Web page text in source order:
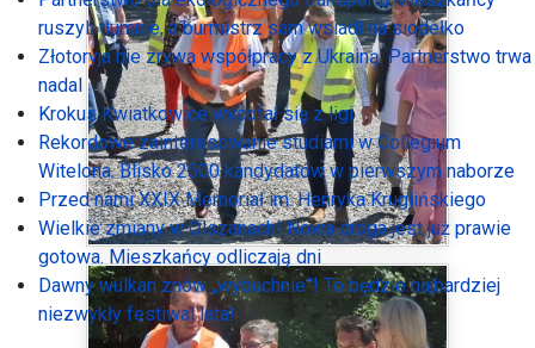
ruszyli tłumnie, a burmistrz sam wsiadł na siodełko
Złotoryja nie zrywa współpracy z Ukrainą. Partnerstwo trwa
nadal
Krokus Kwiatkowice wycofał się z ligi
Rekordowe zainteresowanie studiami w Collegium
Witelona. Blisko 2500 kandydatów w pierwszym naborze
Przed nami XXIX Memoriał im. Henryka Kruglińskiego
Wielkie zmiany w Olszanach! Nowa droga jest już prawie
gotowa. Mieszkańcy odliczają dni
Dawny wulkan znów „wybuchnie”! To będzie najbardziej
niezwykły festiwal lata!